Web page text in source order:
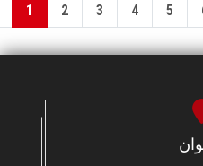
1 2 3 4 5